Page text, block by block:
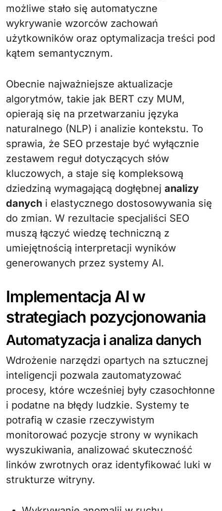
możliwe stało się automatyczne
wykrywanie wzorców zachowań
użytkowników oraz optymalizacja treści pod
kątem semantycznym.
Obecnie najważniejsze aktualizacje
algorytmów, takie jak BERT czy MUM,
opierają się na przetwarzaniu języka
naturalnego (NLP) i analizie kontekstu. To
sprawia, że SEO przestaje być wyłącznie
zestawem reguł dotyczących słów
kluczowych, a staje się kompleksową
dziedziną wymagającą dogłębnej analizy
danych i elastycznego dostosowywania się
do zmian. W rezultacie specjaliści SEO
muszą łączyć wiedzę techniczną z
umiejętnością interpretacji wyników
generowanych przez systemy AI.
Implementacja AI w
strategiach pozycjonowania
Automatyzacja i analiza danych
Wdrożenie narzędzi opartych na sztucznej
inteligencji pozwala zautomatyzować
procesy, które wcześniej były czasochłonne
i podatne na błędy ludzkie. Systemy te
potrafią w czasie rzeczywistym
monitorować pozycje strony w wynikach
wyszukiwania, analizować skuteczność
linków zwrotnych oraz identyfikować luki w
strukturze witryny.